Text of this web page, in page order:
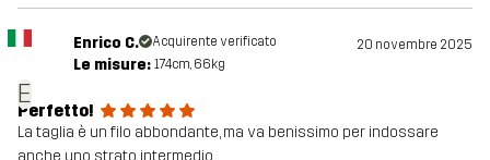
E
Enrico C. Acquirente verificato 20 novembre 2025
Le misure: 174cm, 66kg
Perfetto!
La taglia è un filo abbondante, ma va benissimo per indossare
anche uno strato intermedio